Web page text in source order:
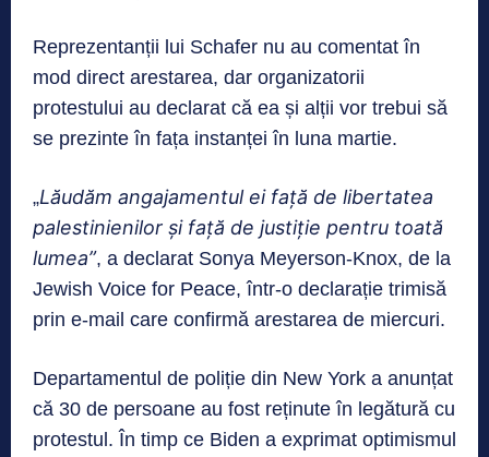
Reprezentanții lui Schafer nu au comentat în
mod direct arestarea, dar organizatorii
protestului au declarat că ea și alții vor trebui să
se prezinte în fața instanței în luna martie.
„Lăudăm angajamentul ei față de libertatea
palestinienilor și față de justiție pentru toată
lumea”, a declarat Sonya Meyerson-Knox, de la
Jewish Voice for Peace, într-o declarație trimisă
prin e-mail care confirmă arestarea de miercuri.
Departamentul de poliție din New York a anunțat
că 30 de persoane au fost reținute în legătură cu
protestul. În timp ce Biden a exprimat optimismul